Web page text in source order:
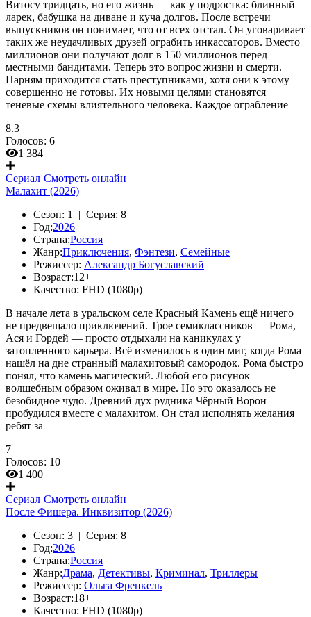
Витосу тридцать, но его жизнь — как у подростка: блинный
ларек, бабушка на диване и куча долгов. После встречи
выпускников он понимает, что от всех отстал. Он уговаривает
таких же неудачливых друзей ограбить инкассаторов. Вместо
миллионов они получают долг в 150 миллионов перед
местными бандитами. Теперь это вопрос жизни и смерти.
Парням приходится стать преступниками, хотя они к этому
совершенно не готовы. Их новыми целями становятся
теневые схемы влиятельного человека. Каждое ограбление —
8.3
Голосов: 6
1 384
Сериал Смотреть онлайн
Малахит (2026)
Сезон: 1 | Серия: 8
Год:2026
Страна:Россия
Жанр:Приключения, Фэнтези, Семейные
Режиссер: Александр Богуславский
Возраст:12+
Качество: FHD (1080p)
В начале лета в уральском селе Красный Камень ещё ничего
не предвещало приключений. Трое семиклассников — Рома,
Ася и Гордей — просто отдыхали на каникулах у
затопленного карьера. Всё изменилось в один миг, когда Рома
нашёл на дне странный малахитовый самородок. Рома быстро
понял, что камень магический. Любой его рисунок
волшебным образом оживал в мире. Но это оказалось не
безобидное чудо. Древний дух рудника Чёрный Ворон
пробудился вместе с малахитом. Он стал исполнять желания
ребят за
7
Голосов: 10
1 400
Сериал Смотреть онлайн
После Фишера. Инквизитор (2026)
Сезон: 3 | Серия: 8
Год:2026
Страна:Россия
Жанр:Драма, Детективы, Криминал, Триллеры
Режиссер: Ольга Френкель
Возраст:18+
Качество: FHD (1080p)